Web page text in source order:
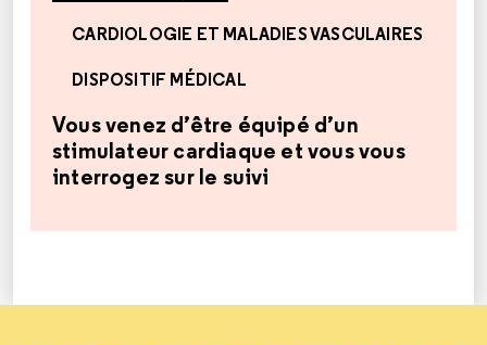
CARDIOLOGIE ET MALADIES VASCULAIRES
DISPOSITIF MÉDICAL
Vous venez d’être équipé d’un
stimulateur cardiaque et vous vous
interrogez sur le suivi